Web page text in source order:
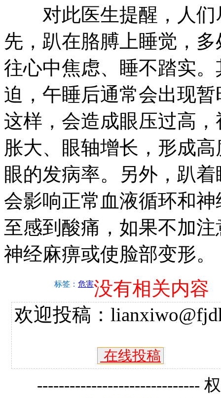
对此医生提醒，人们
先，趴在胳膊上睡觉，
往心中焦虑、睡不踏实
迫，午睡后通常会出现
这样，会造成眼压过高
胀大、眼轴增长，形成
眼的发病率。另外，趴
会影响正常血液循环和
至感到酸痛，如果不加
神经麻痹或使脸部变形。
标签： 危害没有相关内容
欢迎投稿：
在线投稿
------------------------------